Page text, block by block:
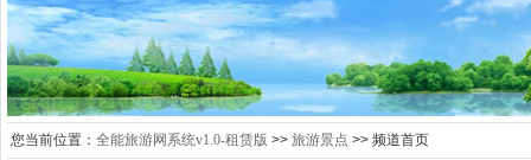
您当前位置： 全能旅游网系统v1.0-租赁版 >> 旅游景点 >> 频道首页